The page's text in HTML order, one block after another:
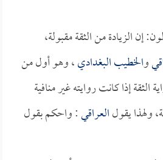
إن الزيادة من الثقة مقبولة،
والخطيب البغدادي، وهو أول من
الثقة إذا كانت روايته غير منافية
ولهذا يقولالعراقي: واحكم بقول